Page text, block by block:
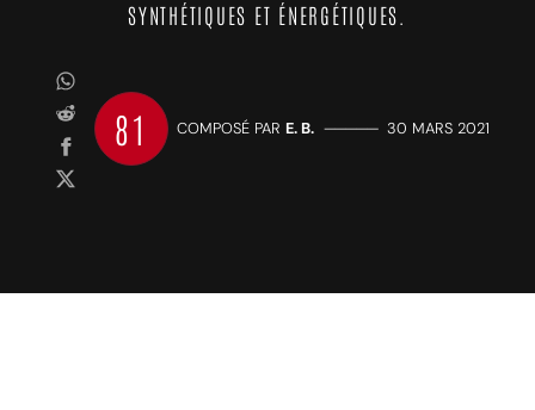
SYNTHÉTIQUES ET ÉNERGÉTIQUES.
81 COMPOSÉ PAR E. B. ————— 30 MARS 2021